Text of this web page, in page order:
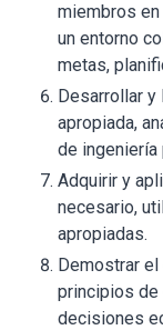
miembros
un entorno
metas,
Desarrollar y
apropiada,
de ingeniería
Adquirir y
necesario,
apropiadas.
Demostrar
principios de
decisiones